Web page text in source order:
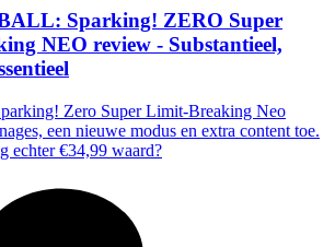
Sparking! ZERO Super
NEO review - Substantieel,
Zero Super Limit-Breaking Neo
een nieuwe modus en extra content toe.
echter €34,99 waard?